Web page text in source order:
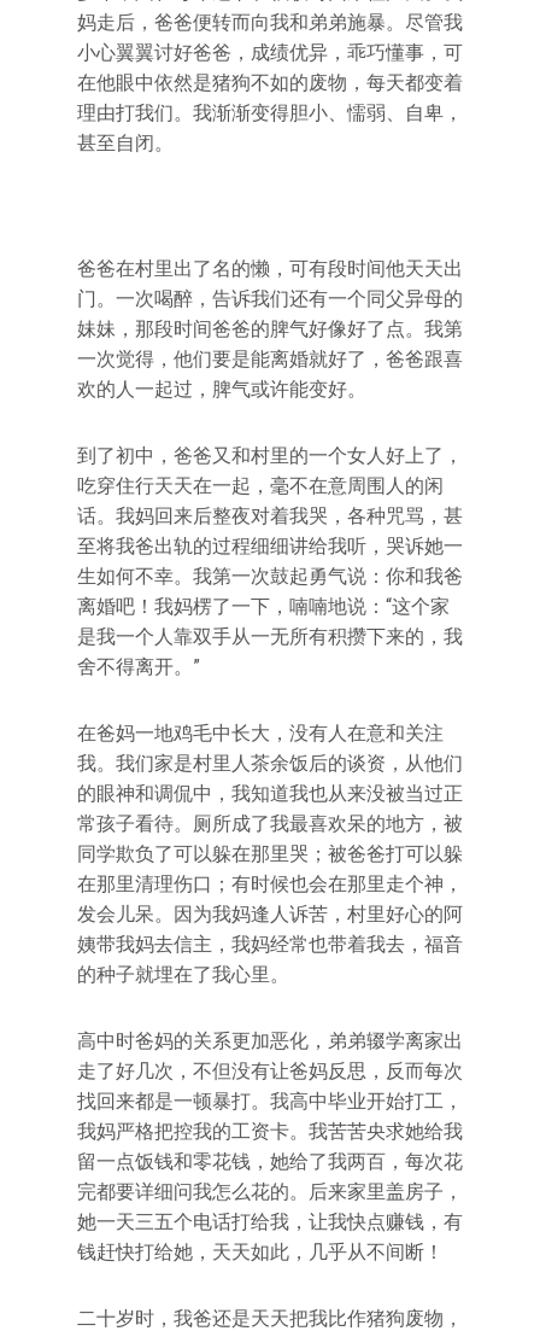
妈走后，爸爸便转而向我和弟弟施暴。尽管我
小心翼翼讨好爸爸，成绩优异，乖巧懂事，可
在他眼中依然是猪狗不如的废物，每天都变着
理由打我们。我渐渐变得胆小、懦弱、自卑，
甚至自闭。
爸爸在村里出了名的懒，可有段时间他天天出
门。一次喝醉，告诉我们还有一个同父异母的
妹妹，那段时间爸爸的脾气好像好了点。我第
一次觉得，他们要是能离婚就好了，爸爸跟喜
欢的人一起过，脾气或许能变好。
到了初中，爸爸又和村里的一个女人好上了，
吃穿住行天天在一起，毫不在意周围人的闲
话。我妈回来后整夜对着我哭，各种咒骂，甚
至将我爸出轨的过程细细讲给我听，哭诉她一
生如何不幸。我第一次鼓起勇气说：你和我爸
离婚吧！我妈楞了一下，喃喃地说：“这个家
是我一个人靠双手从一无所有积攒下来的，我
舍不得离开。”
在爸妈一地鸡毛中长大，没有人在意和关注
我。我们家是村里人茶余饭后的谈资，从他们
的眼神和调侃中，我知道我也从来没被当过正
常孩子看待。厕所成了我最喜欢呆的地方，被
同学欺负了可以躲在那里哭；被爸爸打可以躲
在那里清理伤口；有时候也会在那里走个神，
发会儿呆。因为我妈逢人诉苦，村里好心的阿
姨带我妈去信主，我妈经常也带着我去，福音
的种子就埋在了我心里。
高中时爸妈的关系更加恶化，弟弟辍学离家出
走了好几次，不但没有让爸妈反思，反而每次
找回来都是一顿暴打。我高中毕业开始打工，
我妈严格把控我的工资卡。我苦苦央求她给我
留一点饭钱和零花钱，她给了我两百，每次花
完都要详细问我怎么花的。后来家里盖房子，
她一天三五个电话打给我，让我快点赚钱，有
钱赶快打给她，天天如此，几乎从不间断！
二十岁时，我爸还是天天把我比作猪狗废物，